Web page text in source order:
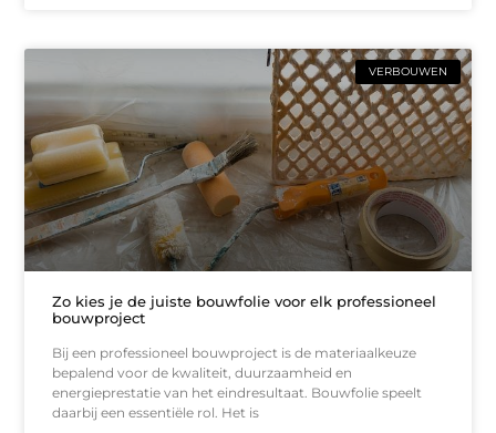
VERBOUWEN
Zo kies je de juiste bouwfolie voor elk professioneel
bouwproject
Bij een professioneel bouwproject is de materiaalkeuze
bepalend voor de kwaliteit, duurzaamheid en
energieprestatie van het eindresultaat. Bouwfolie speelt
daarbij een essentiële rol. Het is